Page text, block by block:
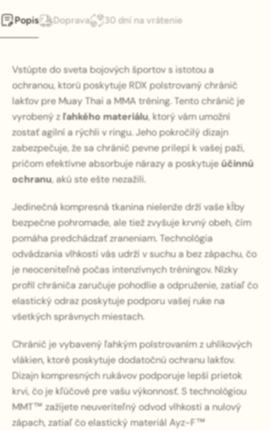
Popis Doprava 30 dní na vrátenie
Vstúpte do sveta bojových športov s istotou a
ochranou, ktorú poskytuje RDX polstrovaný chránič
lakťov pre Muay Thai a MMA tréning. Tento chránič je
vyrobený zľahkého materiálu, ktorý vám umožní
zostať agilní a rýchli v ringu. Jeho pokročilý dizajn
zabezpečuje, že sa chránič pevne prilepí k vašej paži,
pričom efektívne absorbuje nárazy a poskytujeúčinnú
ochranu, akú ste ešte nezažili.
Jedinečná kompresná tkanina nielenže drží vaše kĺby
bezpečne pohromade, ale tiež zvyšuje krvný obeh, čím
pomáha predchádzať zraneniam. Technológia
odvádzania vlhkosti vás udrží v suchu a bez zápachu, čo
je neoceniteľné počas intenzívnych tréningov. Nízky
profil chrániča zaručuje pohodlie a odpruženie, zatiaľ čo
elastický odraz poskytuje podporu vašej ruke na
všetkých správnych miestach.
Chránič je vybavený ľahkým polstrovaním z uhlíkových
vlákien, ktoré poskytuje dodatočnú ochranu lakťov.
Dizajn kompresných rukávov podporuje lepší prietok
krvi, čo je kľúčové pre vašu výkonnosť. S technológiou
MMT™ zažijete neuveriteľný odvod vlhkosti a nulový
zápach, zatiaľ čo elastický materiál Ayz-F™